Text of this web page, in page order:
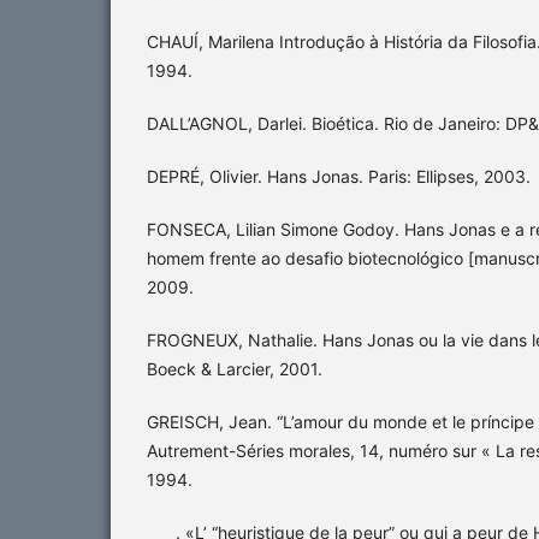
CHAUÍ, Marilena Introdução à História da
1994.
DALL’AGNOL, Darlei. Bioética. Rio de Janeiro:
DEPRÉ, Olivier. Hans Jonas. Paris: Ellipses, 2003.
FONSECA, Lilian Simone Godoy. Hans Jonas e a
homem frente ao desafio biotecnológico
2009.
FROGNEUX, Nathalie. Hans Jonas ou la vie dans
Boeck & Larcier, 2001.
GREISCH, Jean. “L’amour du monde et le
Autrement-Séries morales, 14, numéro sur « La
1994.
____. «L’ “heuristique de la peur” ou qui a peur